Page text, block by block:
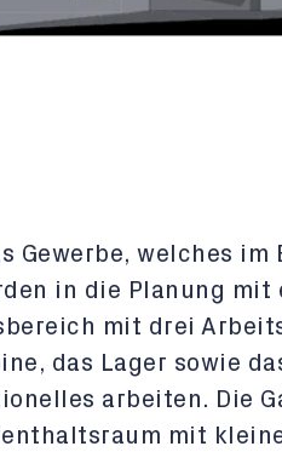
Gewerbe, welches im
in die Planung mit
mit drei
das Lager sowie
arbeiten. Die
mit